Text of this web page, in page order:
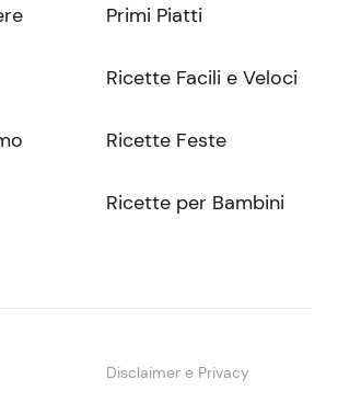
Primi Piatti
Ricette Facili e Veloci
Ricette Feste
Ricette per Bambini
Disclaimer e Privacy